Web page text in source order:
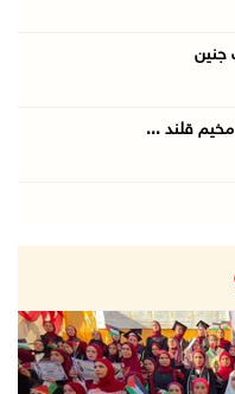
جنين
الدولي ...
تطورا ...